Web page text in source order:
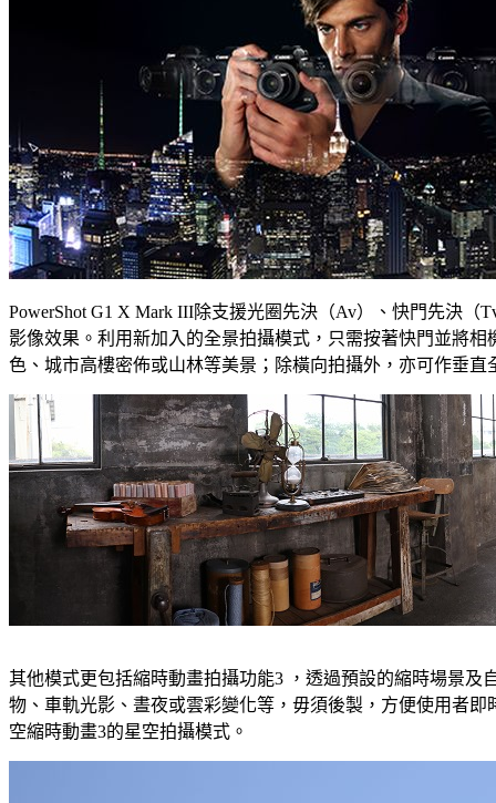
PowerShot G1 X Mark III除支援光圈先決（Av）、快門先決
影像效果。利用新加入的全景拍攝模式，只需按著快門並將
色、城市高樓密佈或山林等美景；除橫向拍攝外，亦可作垂
其他模式更包括縮時動畫拍攝功能3 ，透過預設的縮時場景
物、車軌光影、晝夜或雲彩變化等，毋須後製，方便使用者
空縮時動畫3的星空拍攝模式。